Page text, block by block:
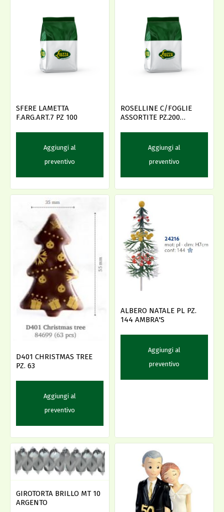
SFERE LAMETTA
F.ARG.ART.7 PZ 100
Aggiungi al
preventivo
ROSELLINE C/FOGLIE
ASSORTITE PZ.200
Aggiungi al
preventivo
D401 CHRISTMAS TREE
PZ. 63
Aggiungi al
preventivo
ALBERO NATALE PL PZ.
144 AMBRA'S
Aggiungi al
preventivo
GIROTORTA BRILLO MT 10
ARGENTO